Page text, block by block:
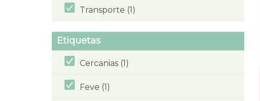
Transporte (1)
Etiquetas
Cercanias (1)
Feve (1)